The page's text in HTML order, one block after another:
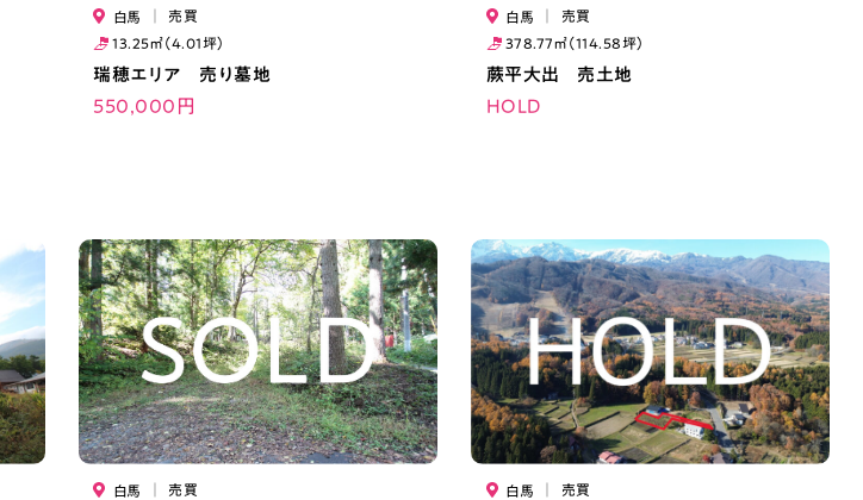
白馬
売買
13.25㎡（4.01坪）
瑞穂エリア 売り墓地
550,000円
白馬
売買
378.77㎡（114.58坪）
蕨平大出 売土地
HOLD
白馬
売買
白馬
売買